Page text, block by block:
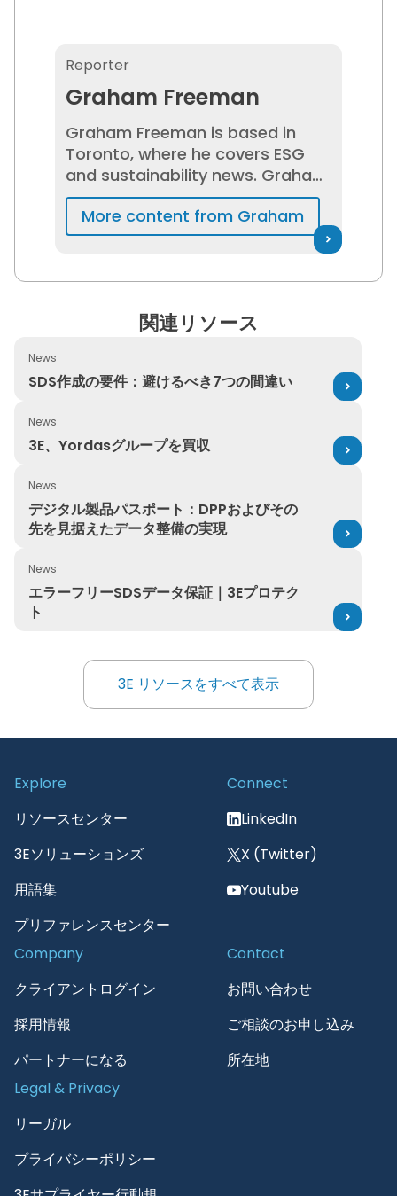
Reporter
Graham Freeman
Graham Freeman is based in
Toronto, where he covers ESG
and sustainability news. Graham
has been a content and
technical writer in the
technology industry for more
worked as a professor and
the University of Toronto, and
More content from Graham
関連リソース
News
SDS作成の要件：避けるべき7つの間違い
SDS作成の要件：避けるべき7つの間違い
News
3E、Yordasグループを買収
3E、Yordasグループを買収
News
デジタル製品パスポート：DPPおよびその
先を見据えたデータ整備の実現
デジタル製品パスポート：DPPおよびその先を見据えたデ
News
エラーフリーSDSデータ保証｜3Eプロテク
ト
エラーフリーSDSデータ保証｜3Eプロテクト
3E リソースをすべて表示
3E リソースをすべて表示
Explore
リソースセンター
3Eソリューションズ
用語集
プリファレンスセンター
Connect
LinkedIn
X (Twitter)
Youtube
Company
クライアントログイン
採用情報
パートナーになる
Contact
お問い合わせ
ご相談のお申し込み
所在地
Legal & Privacy
リーガル
プライバシーポリシー